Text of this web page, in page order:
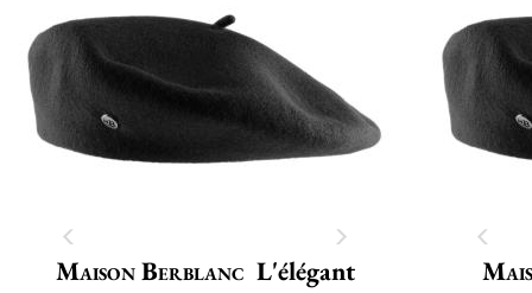
Maison Berblanc L'élégant